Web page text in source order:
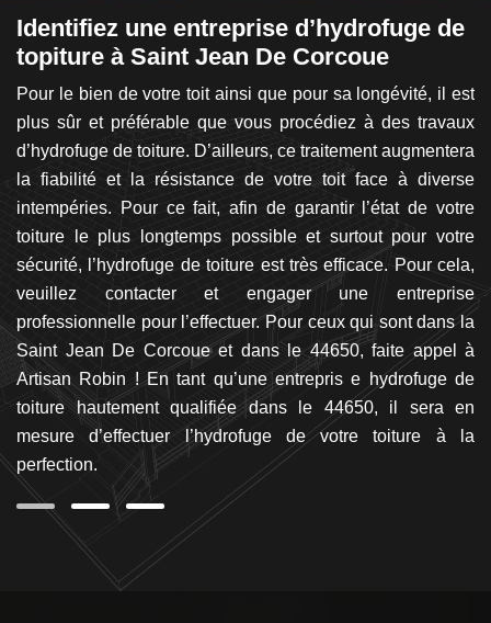
Identifiez une entreprise d’hydrofuge de
topiture à Saint Jean De Corcoue
Pour le bien de votre toit ainsi que pour sa longévité, il est
plus sûr et préférable que vous procédiez à des travaux
d’hydrofuge de toiture. D’ailleurs, ce traitement augmentera
la fiabilité et la résistance de votre toit face à diverse
intempéries. Pour ce fait, afin de garantir l’état de votre
toiture le plus longtemps possible et surtout pour votre
sécurité, l’hydrofuge de toiture est très efficace. Pour cela,
veuillez contacter et engager une entreprise
professionnelle pour l’effectuer. Pour ceux qui sont dans la
Saint Jean De Corcoue et dans le 44650, faite appel à
Artisan Robin ! En tant qu’une entrepris e hydrofuge de
toiture hautement qualifiée dans le 44650, il sera en
mesure d’effectuer l’hydrofuge de votre toiture à la
perfection.